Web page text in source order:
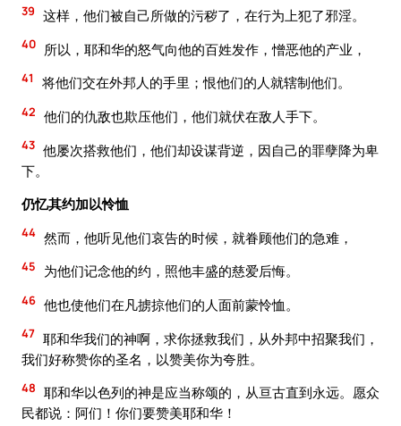
39 这样，他们被自己所做的污秽了，在行为上犯了邪淫。
40 所以，耶和华的怒气向他的百姓发作，憎恶他的产业，
41 将他们交在外邦人的手里；恨他们的人就辖制他们。
42 他们的仇敌也欺压他们，他们就伏在敌人手下。
43 他屡次搭救他们，他们却设谋背逆，因自己的罪孽降为卑
下。
仍忆其约加以怜恤
44 然而，他听见他们哀告的时候，就眷顾他们的急难，
45 为他们记念他的约，照他丰盛的慈爱后悔。
46 他也使他们在凡掳掠他们的人面前蒙怜恤。
47 耶和华我们的神啊，求你拯救我们，从外邦中招聚我们，
我们好称赞你的圣名，以赞美你为夸胜。
48 耶和华以色列的神是应当称颂的，从亘古直到永远。愿众
民都说：阿们！你们要赞美耶和华！